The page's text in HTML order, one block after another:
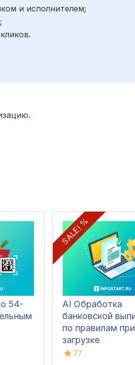
и исполнителем;
54-
SALE! %
AI Обработка
банковской
по правилам при
загрузке
77